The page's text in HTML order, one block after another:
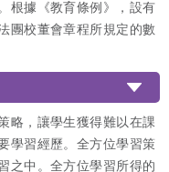
根據《教育條例》，設有
團校董會章程所規定的數
略，讓學生獲得難以在課
學習經歷。全方位學習策
之中。全方位學習所得的